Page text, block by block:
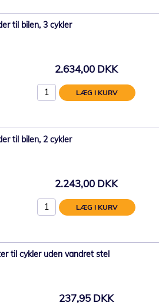
til bilen, 3 cykler
2.634,00 DKK
LÆG I KURV
til bilen, 2 cykler
2.243,00 DKK
LÆG I KURV
til cykler uden vandret stel
237,95 DKK